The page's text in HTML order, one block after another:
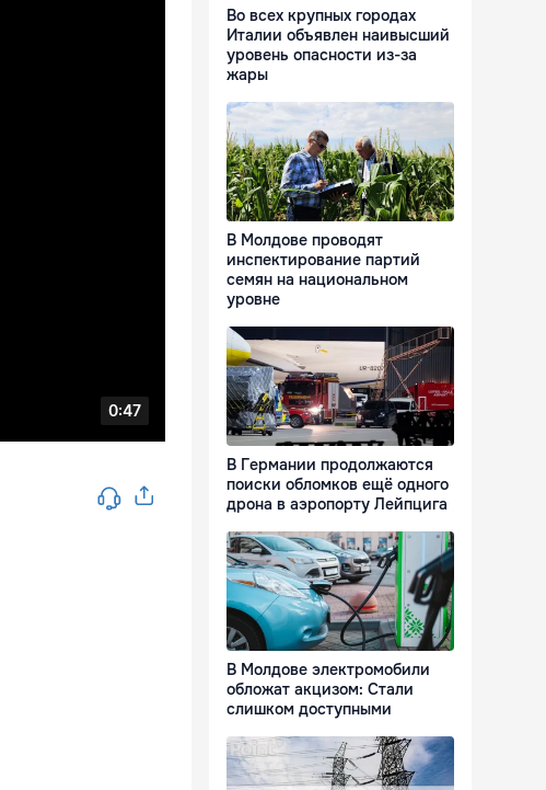
Во всех крупных городах
Италии объявлен наивысший
уровень опасности из-за
жары
В Молдове проводят
инспектирование партий
семян на национальном
уровне
В Германии продолжаются
поиски обломков ещё одного
дрона в аэропорту Лейпцига
В Молдове электромобили
обложат акцизом: Стали
слишком доступными